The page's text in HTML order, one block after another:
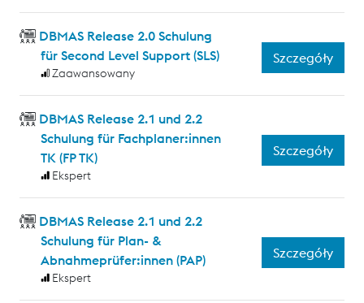
DBMAS Release 2.0 Schulung
für Second Level Support (SLS)
Zaawansowany
Szczegóły
DBMAS Release 2.1 und 2.2
Schulung für Fachplaner:innen
TK (FP TK)
Ekspert
Szczegóły
DBMAS Release 2.1 und 2.2
Schulung für Plan- &
Abnahmeprüfer:innen (PAP)
Ekspert
Szczegóły